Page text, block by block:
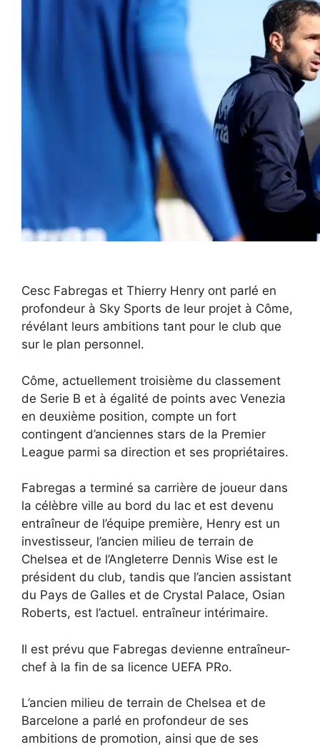
Cesc Fabregas et Thierry Henry ont parlé en
profondeur à Sky Sports de leur projet à Côme,
révélant leurs ambitions tant pour le club que
sur le plan personnel.
Côme, actuellement troisième du classement
de Serie B et à égalité de points avec Venezia
en deuxième position, compte un fort
contingent d’anciennes stars de la Premier
League parmi sa direction et ses propriétaires.
Fabregas a terminé sa carrière de joueur dans
la célèbre ville au bord du lac et est devenu
entraîneur de l’équipe première, Henry est un
investisseur, l’ancien milieu de terrain de
Chelsea et de l’Angleterre Dennis Wise est le
président du club, tandis que l’ancien assistant
du Pays de Galles et de Crystal Palace, Osian
Roberts, est l’actuel. entraîneur intérimaire.
Il est prévu que Fabregas devienne entraîneur-
chef à la fin de sa licence UEFA PRo.
L’ancien milieu de terrain de Chelsea et de
Barcelone a parlé en profondeur de ses
ambitions de promotion, ainsi que de ses